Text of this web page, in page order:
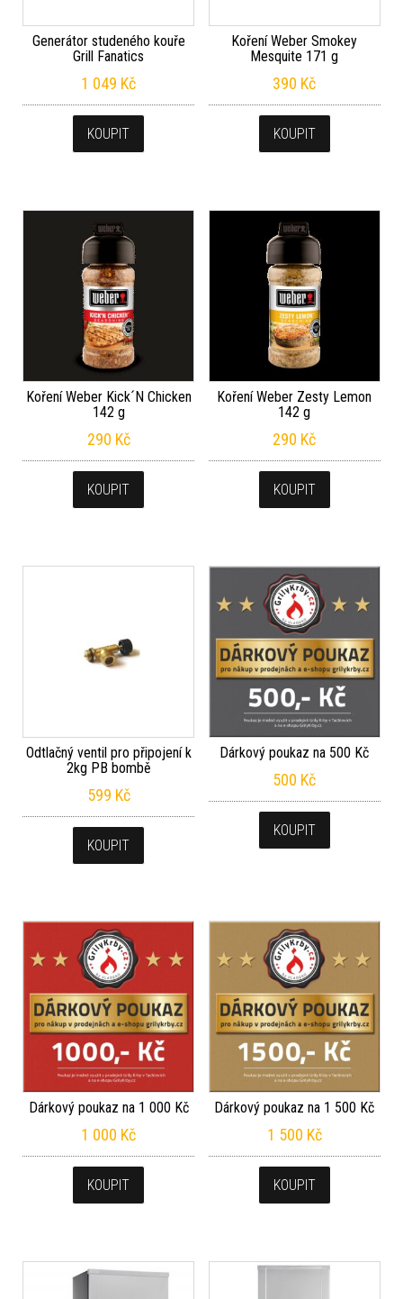
Generátor studeného kouře
Grill Fanatics
1 049 Kč
KOUPIT
Koření Weber Smokey
Mesquite 171 g
390 Kč
KOUPIT
Koření Weber Kick´N Chicken
142 g
290 Kč
KOUPIT
Koření Weber Zesty Lemon
142 g
290 Kč
KOUPIT
Odtlačný ventil pro připojení k
2kg PB bombě
599 Kč
KOUPIT
Dárkový poukaz na 500 Kč
500 Kč
KOUPIT
Dárkový poukaz na 1 000 Kč
1 000 Kč
KOUPIT
Dárkový poukaz na 1 500 Kč
1 500 Kč
KOUPIT